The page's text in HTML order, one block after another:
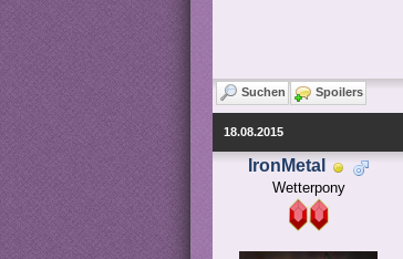
Suchen Spoilers
18.08.2015
IronMetal
Wetterpony